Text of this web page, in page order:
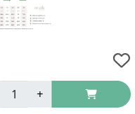
+